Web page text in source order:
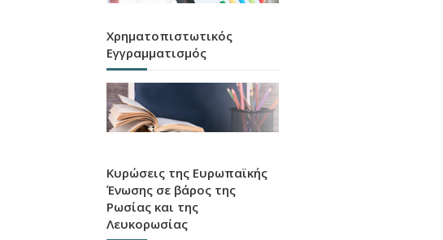
Χρηματοπιστωτικός
Εγγραμματισμός
Κυρώσεις της Ευρωπαϊκής
Ένωσης σε βάρος της
Ρωσίας και της
Λευκορωσίας